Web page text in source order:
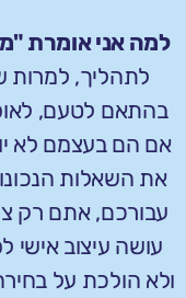
למה אני אומרת
לתהליך, למרות
בהתאם לטעם,
אם הם בעצמם לא
את השאלות
עבורכם, אתם רק
עושה עיצוב אישי
ולא הולכת על